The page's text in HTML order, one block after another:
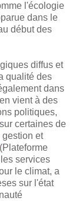
l'écologie
dans le
début des
diffus et
qualité des
dans
vient à des
politiques,
sur certaines de
et
(Plateforme
services
le climat, a
sur l'état